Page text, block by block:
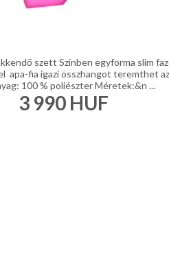
szett Színben egyforma slim
apa-fia igazi összhangot teremthet
100 % poliészter Méretek:&n ...
3 990 HUF